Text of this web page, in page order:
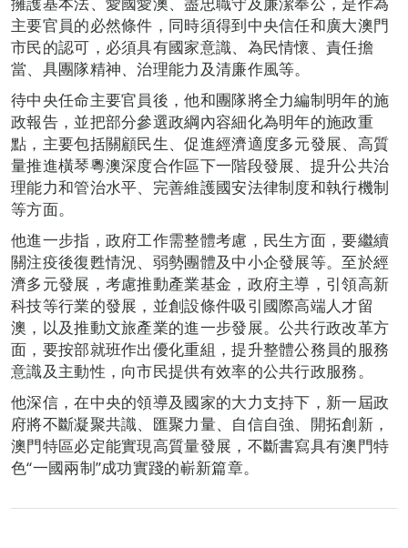
主要官員的必然條件，同時須得到中央信任和廣大澳門
市民的認可，必須具有國家意識、為民情懷、責任擔
當、具團隊精神、治理能力及清廉作風等。
待中央任命主要官員後，他和團隊將全力編制明年的施
政報告，並把部分參選政綱內容細化為明年的施政重
點，主要包括關顧民生、促進經濟適度多元發展、高質
量推進橫琴粵澳深度合作區下一階段發展、提升公共治
理能力和管治水平、完善維護國安法律制度和執行機制
等方面。
他進一步指，政府工作需整體考慮，民生方面，要繼續
關注疫後復甦情況、弱勢團體及中小企發展等。至於經
濟多元發展，考慮推動產業基金，政府主導，引領高新
科技等行業的發展，並創設條件吸引國際高端人才留
澳，以及推動文旅產業的進一步發展。公共行政改革方
面，要按部就班作出優化重組，提升整體公務員的服務
意識及主動性，向市民提供有效率的公共行政服務。
他深信，在中央的領導及國家的大力支持下，新一屆政
府將不斷凝聚共識、匯聚力量、自信自強、開拓創新，
澳門特區必定能實現高質量發展，不斷書寫具有澳門特
色“一國兩制”成功實踐的嶄新篇章。